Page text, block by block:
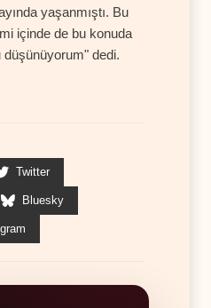
yaşanmıştı. Bu
içinde de bu konuda
düşünüyorum" dedi.
Twitter
Bluesky